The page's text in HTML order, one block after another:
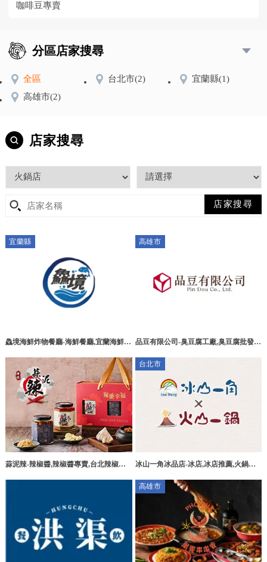
咖啡豆專賣
分區店家搜尋
全區 台北市(2) 宜蘭縣(1)
高雄市(2)
店家搜尋
宜蘭縣
鱻境海鮮炸物餐廳-海鮮餐廳,宜蘭海鮮餐
海鮮炸物小吃店
高雄市
品豆有限公司-臭豆腐工廠,臭豆腐批發,
蒜泥辣-辣椒醬,辣椒醬專賣,台北辣椒醬
台北市
冰山一角冰品店-冰店,冰店推薦,火鍋推
鍋推薦
高雄市